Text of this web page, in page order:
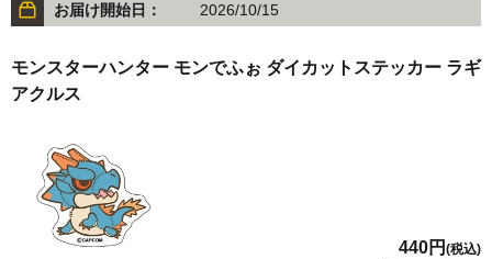
お届け開始日： 2026/10/15
モンスターハンター モンでふぉ ダイカットステッカー ラギ
アクルス
440円 (税込)